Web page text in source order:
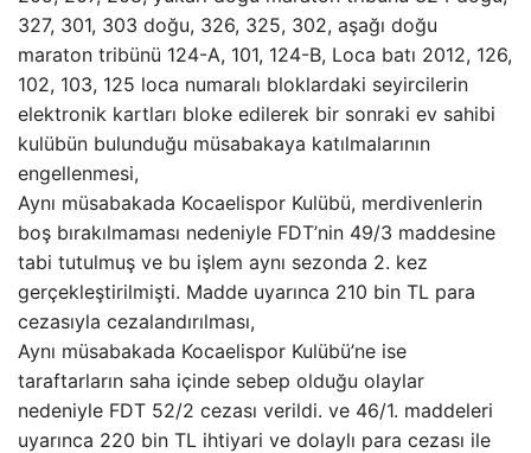
327, 301, 303 doğu, 326, 325, 302, aşağı doğu
maraton tribünü 124-A, 101, 124-B, Loca batı 2012, 126,
102, 103, 125 loca numaralı bloklardaki seyircilerin
elektronik kartları bloke edilerek bir sonraki ev sahibi
kulübün bulunduğu müsabakaya katılmalarının
engellenmesi,
Aynı müsabakada Kocaelispor Kulübü, merdivenlerin
boş bırakılmaması nedeniyle FDT’nin 49/3 maddesine
tabi tutulmuş ve bu işlem aynı sezonda 2. kez
gerçekleştirilmişti. Madde uyarınca 210 bin TL para
cezasıyla cezalandırılması,
Aynı müsabakada Kocaelispor Kulübü’ne ise
taraftarların saha içinde sebep olduğu olaylar
nedeniyle FDT 52/2 cezası verildi. ve 46/1. maddeleri
uyarınca 220 bin TL ihtiyari ve dolaylı para cezası ile